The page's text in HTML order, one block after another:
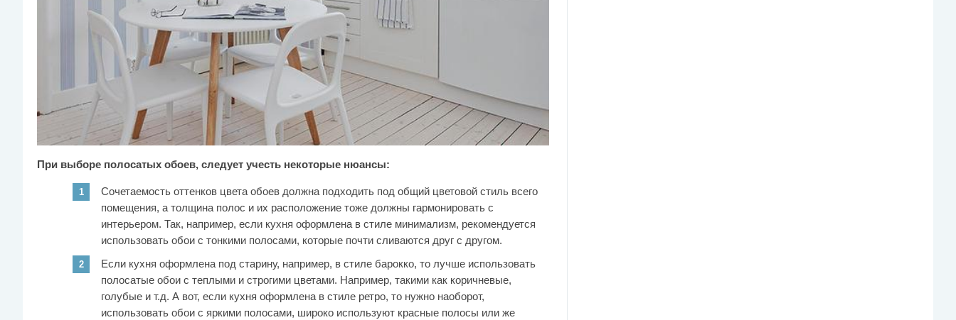
При выборе полосатых обоев, следует учесть некоторые нюансы:
Сочетаемость оттенков цвета обоев должна подходить под общий цветовой стиль всего
помещения, а толщина полос и их расположение тоже должны гармонировать с
интерьером. Так, например, если кухня оформлена в стиле минимализм, рекомендуется
использовать обои с тонкими полосами, которые почти сливаются друг с другом.
Если кухня оформлена под старину, например, в стиле барокко, то лучше использовать
полосатые обои с теплыми и строгими цветами. Например, такими как коричневые,
голубые и т.д. А вот, если кухня оформлена в стиле ретро, то нужно наоборот,
использовать обои с яркими полосами, широко используют красные полосы или же